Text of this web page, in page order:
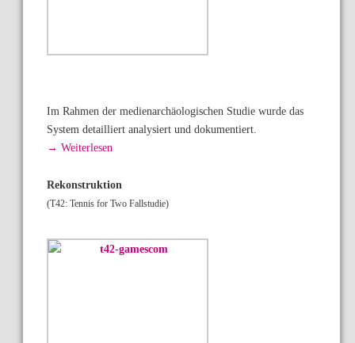
Im Rahmen der medienarchäologischen Studie wurde das
System detailliert analysiert und dokumentiert.
→ Weiterlesen
Rekonstruktion
(T42: Tennis for Two Fallstudie)